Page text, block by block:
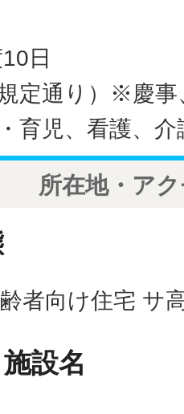
日
定通り）※慶事
育児、看護、介
所在地・ア
者向け住宅 サ
設名